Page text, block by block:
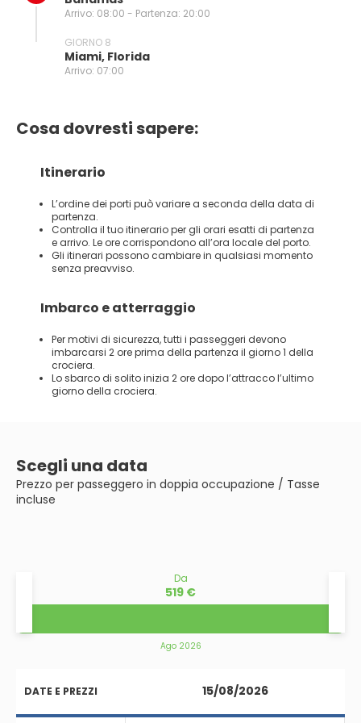
Arrivo: 08:00 - Partenza: 20:00
GIORNO 8
Miami, Florida
Arrivo: 07:00
Cosa dovresti sapere:
Itinerario
L’ordine dei porti può variare a seconda della data di
partenza.
Controlla il tuo itinerario per gli orari esatti di partenza
e arrivo. Le ore corrispondono all’ora locale del porto.
Gli itinerari possono cambiare in qualsiasi momento
senza preavviso.
Imbarco e atterraggio
Per motivi di sicurezza, tutti i passeggeri devono
imbarcarsi 2 ore prima della partenza il giorno 1 della
crociera.
Lo sbarco di solito inizia 2 ore dopo l’attracco l’ultimo
giorno della crociera.
Scegli una data
Prezzo per passeggero in doppia occupazione / Tasse
incluse
Da
519 €
Ago 2026
DATE E PREZZI 15/08/2026